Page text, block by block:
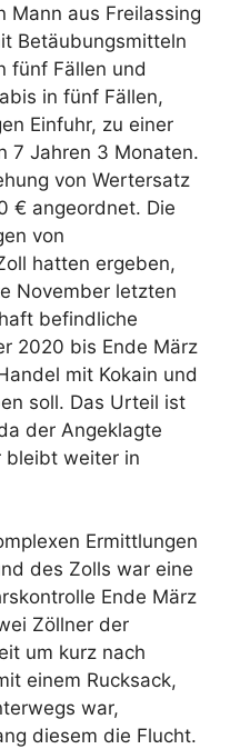
aus Freilassing
Betäubungsmitteln
fünf Fällen und
in fünf Fällen,
Einfuhr, zu einer
7 Jahren 3 Monaten.
von Wertersatz
€ angeordnet. Die
von
hatten ergeben,
November letzten
befindliche
2020 bis Ende März
mit Kokain und
soll. Das Urteil ist
der Angeklagte
bleibt weiter in
Ermittlungen
des Zolls war eine
Ende März
Zöllner der
um kurz nach
einem Rucksack,
war,
diesem die Flucht.